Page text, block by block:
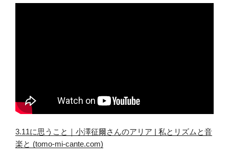
3.11に思うこと｜小澤征爾さんのアリア | 私とリズムと音
楽と (tomo-mi-cante.com)